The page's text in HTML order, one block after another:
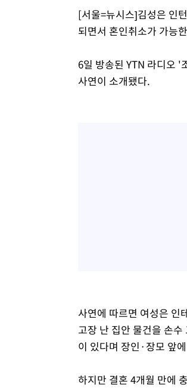
'여긴 20도, 저긴 50도'…열화상 카메
콜롬비아 신임 우파 대통령 취임 하루
튀르키예 외무장관, "메카 3국 방위
[서울=뉴시스]김성은 인
되면서 혼인취소가 가능
6일 방송된 YTN 라디오 '
사연이 소개됐다.
사연에 따르면 여성은 인
고장 난 집안 물건을 손
이 있다며 장인·장모 앞
하지만 결혼 4개월 만에